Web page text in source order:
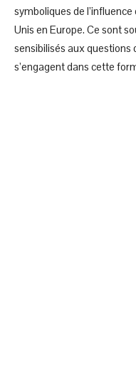
symboliques de
Unis en Europe. Ce sont
sensibilisés aux questions
s’engagent dans cette